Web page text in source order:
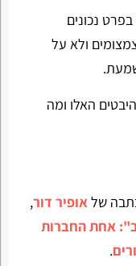
נכונים
ולא על
האלו ומה
שלאופיר דור,
אחת החברות
.